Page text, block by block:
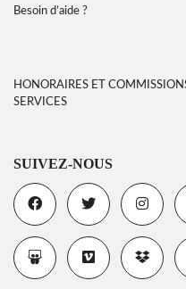
Besoin d’aide ?
HONORAIRES ET
SERVICES
SUIVEZ-NOUS